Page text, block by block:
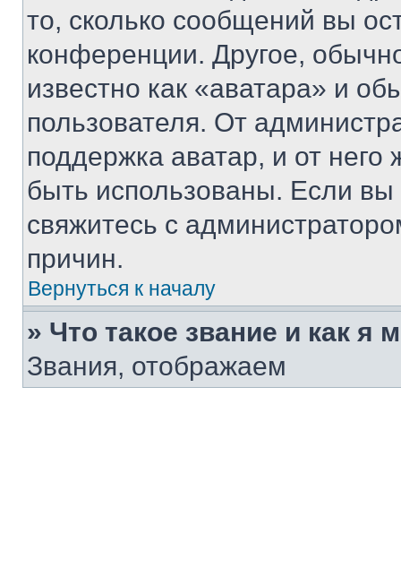
то, сколько сообщений вы
конференции. Другое,
известно как «аватара» и
пользователя. От
поддержка аватар, и от него
быть использованы. Если
свяжитесь с
причин.
Вернуться к началу
» Что такое звание и как я
Звания, отображаем